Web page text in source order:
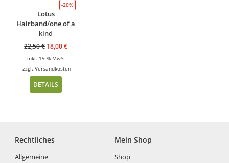
-20%
Lotus
Hairband/one of a
kind
22,50€ 18,00€
inkl. 19 % MwSt.
zzgl.Versandkosten
DETAILS
Rechtliches
Allgemeine
Mein Shop
Shop